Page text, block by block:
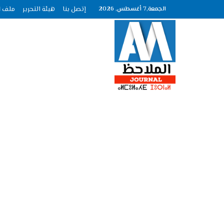
الجمعة,7 أغسطس, 2026 إتصل بنا هيئة التحرير ملف